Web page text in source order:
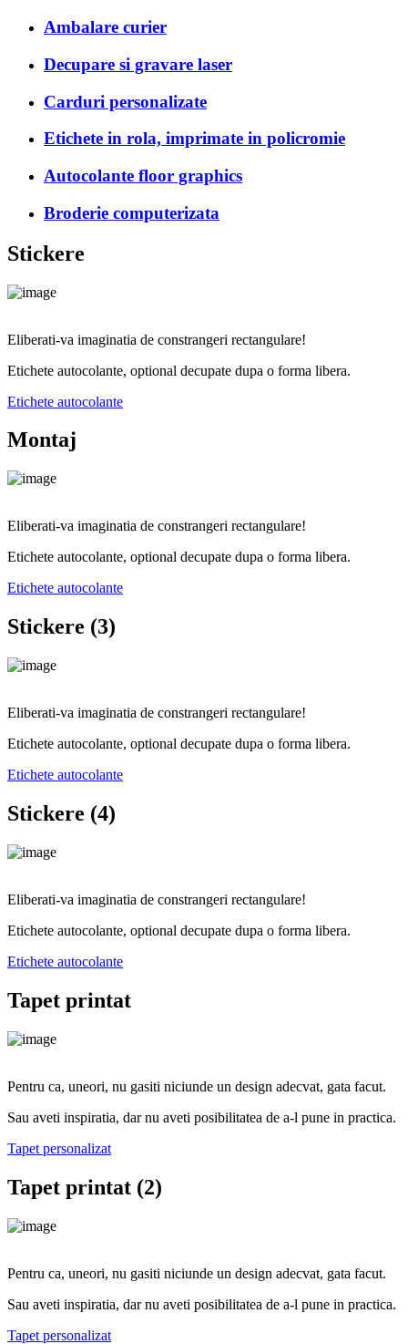
Ambalare curier
Decupare si gravare laser
Carduri personalizate
Etichete in rola, imprimate in policromie
Autocolante floor graphics
Broderie computerizata
Stickere
Eliberati-va imaginatia de constrangeri rectangulare!
Etichete autocolante, optional decupate dupa o forma libera.
Etichete autocolante
Montaj
Eliberati-va imaginatia de constrangeri rectangulare!
Etichete autocolante, optional decupate dupa o forma libera.
Etichete autocolante
Stickere (3)
Eliberati-va imaginatia de constrangeri rectangulare!
Etichete autocolante, optional decupate dupa o forma libera.
Etichete autocolante
Stickere (4)
Eliberati-va imaginatia de constrangeri rectangulare!
Etichete autocolante, optional decupate dupa o forma libera.
Etichete autocolante
Tapet printat
Pentru ca, uneori, nu gasiti niciunde un design adecvat, gata facut.
Sau aveti inspiratia, dar nu aveti posibilitatea de a-l pune in practica.
Tapet personalizat
Tapet printat (2)
Pentru ca, uneori, nu gasiti niciunde un design adecvat, gata facut.
Sau aveti inspiratia, dar nu aveti posibilitatea de a-l pune in practica.
Tapet personalizat